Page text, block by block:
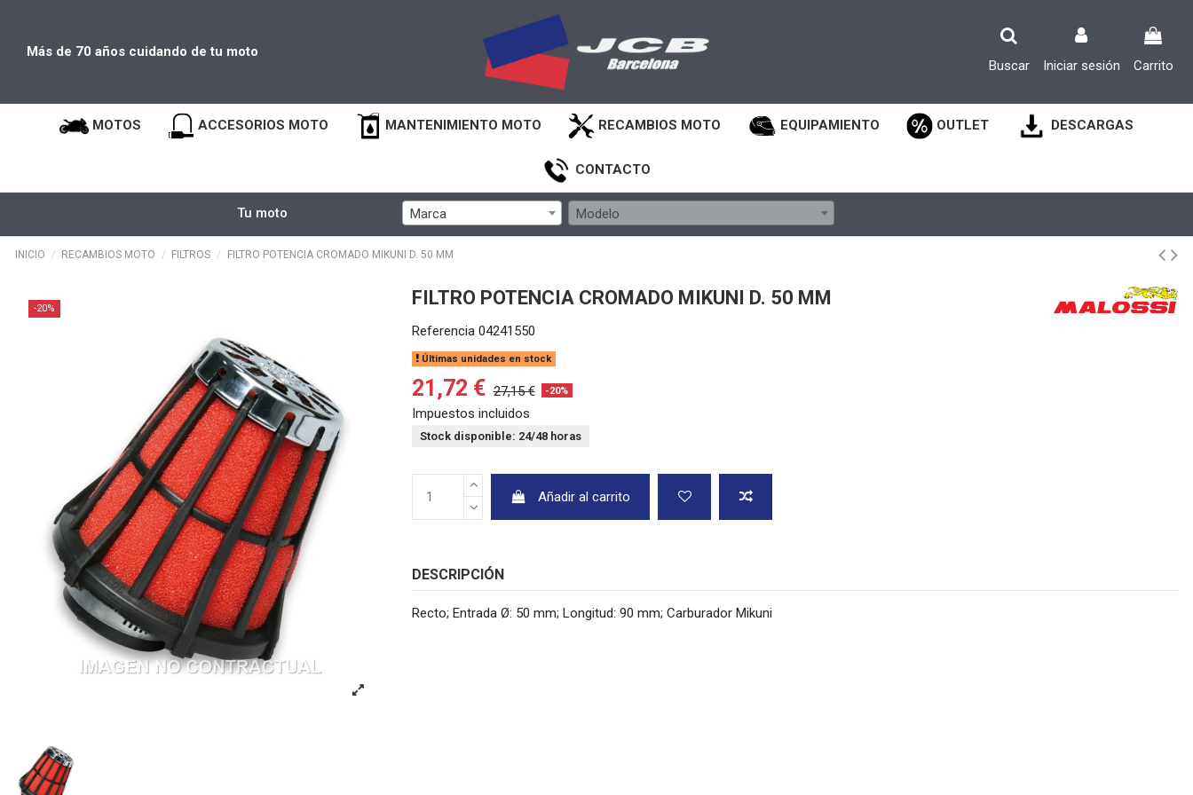
Más de 70 años cuidando de tu moto
Buscar
Iniciar sesión Carrito
MOTOS ACCESORIOS MOTO MANTENIMIENTO MOTO RECAMBIOS MOTO EQUIPAMIENTO OUTLET DESCARGAS
CONTACTO
Tu moto Marca Modelo
INICIO RECAMBIOS MOTO FILTROS FILTRO POTENCIA CROMADO MIKUNI D. 50 MM
-20% FILTRO POTENCIA CROMADO MIKUNI D. 50 MM
Referencia 04241550
Últimas unidades en stock
21,72 € 27,15 € -20%
Impuestos incluidos
Stock disponible: 24/48 horas
Añadir al carrito
DESCRIPCIÓN
Recto; Entrada Ø: 50 mm; Longitud: 90 mm; Carburador Mikuni